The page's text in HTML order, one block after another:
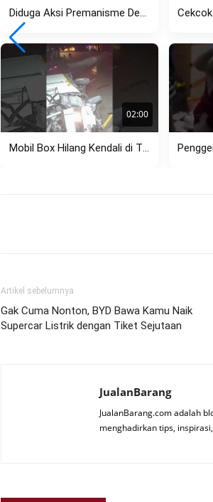
Diduga Aksi Premanisme Debt Collector di Pasar Kemis Kembali Viral,...
02:00
Mobil Box Hilang Kendali di Tikungan Setiabudi Bandung, Tabrak Pagar...
Artikel sebelumnya
Gak Cuma Nonton, BYD Bawa Kamu Naik
Supercar Listrik dengan Tiket Sejutaan
JualanBarang
JualanBarang.com adalah
menghadirkan tips,